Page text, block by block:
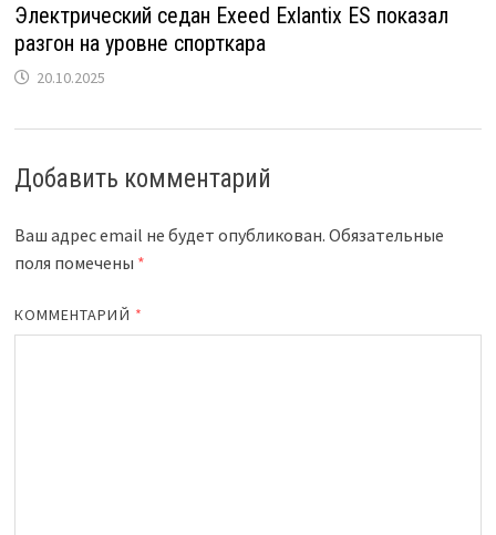
Электрический седан Exeed Exlantix ES показал
разгон на уровне спорткара
20.10.2025
Добавить комментарий
Ваш адрес email не будет опубликован. Обязательные
поля помечены *
КОММЕНТАРИЙ *